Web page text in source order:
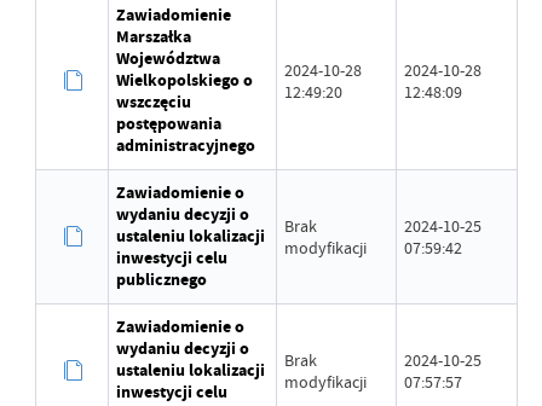
Zawiadomienie
Marszałka
Województwa
Wielkopolskiego o
wszczęciu
postępowania
administracyjnego
2024-10-28
12:49:20
2024-10-28
12:48:09
Zawiadomienie o
wydaniu decyzji o
ustaleniu lokalizacji
inwestycji celu
publicznego
Brak
modyfikacji
2024-10-25
07:59:42
Zawiadomienie o
wydaniu decyzji o
ustaleniu lokalizacji
inwestycji celu
Brak
modyfikacji
2024-10-25
07:57:57